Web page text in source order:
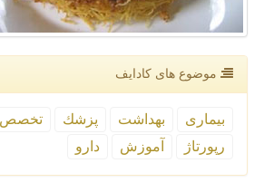
موضوع های كادایف
بیماری بهداشت پزشك تخصص
رپورتاژ
آموزش دارو